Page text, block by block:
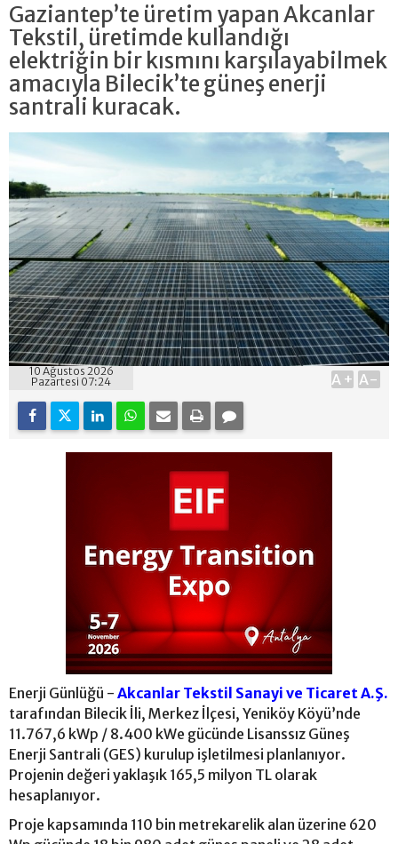
Gaziantep’te üretim yapan Akcanlar
Tekstil, üretimde kullandığı
elektriğin bir kısmını karşılayabilmek
amacıyla Bilecik’te güneş enerji
santrali kuracak.
10 Ağustos 2026
Pazartesi 07:24
A+ A-
Enerji Günlüğü - Akcanlar Tekstil Sanayi ve Ticaret A.Ş.
tarafından Bilecik İli, Merkez İlçesi, Yeniköy Köyü’nde
11.767,6 kWp / 8.400 kWe gücünde Lisanssız Güneş
Enerji Santrali (GES) kurulup işletilmesi planlanıyor.
Projenin değeri yaklaşık 165,5 milyon TL olarak
hesaplanıyor.
Proje kapsamında 110 bin metrekarelik alan üzerine 620